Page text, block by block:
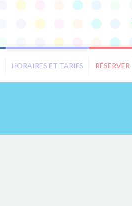
HORAIRES ET TARIFS RÉSERVER